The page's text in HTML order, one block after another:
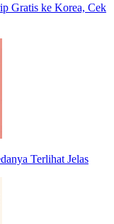
Gratis ke Korea, Cek
Terlihat Jelas